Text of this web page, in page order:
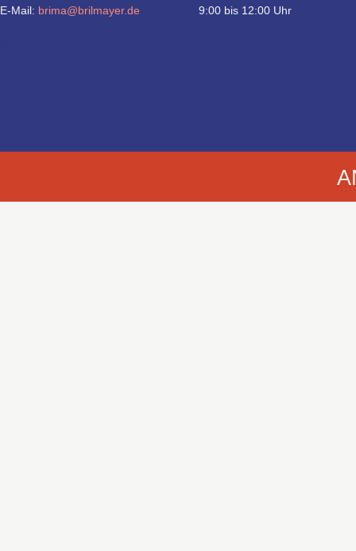
E-Mail: brima@brilmayer.de 9:00 bis 12:00 Uhr